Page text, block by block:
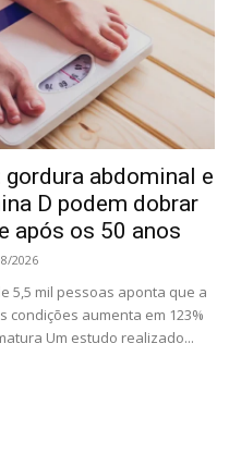
gordura abdominal e
D podem dobrar
após os 50 anos
2026
5,5 mil pessoas aponta que a
condições aumenta em 123%
Um estudo realizado...